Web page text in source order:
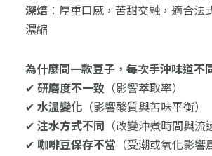
深焙：厚重口感，苦甜交融，適合法
濃縮
為什麼同一款豆子，每次手沖味道不
✔ 研磨度不一致 （影響萃取率）
✔ 水溫變化（影響酸質與苦味平衡）
✔ 注水方式不同 （改變沖煮時間與流
✔ 咖啡豆保存不當 （受潮或氧化影響